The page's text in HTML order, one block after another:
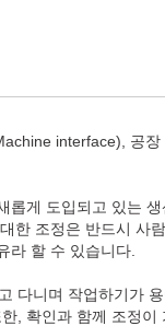
interface), 공
롭게 도입되고 있는
한 조정은 반드시 사
라 할 수 있습니다.
다니며 작업하기가
, 확인과 함께 조정